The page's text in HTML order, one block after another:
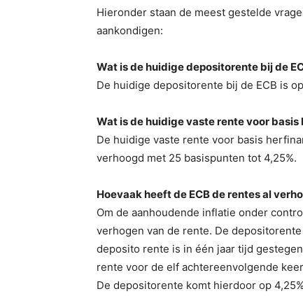
Hieronder staan de meest gestelde
aankondigen:
Wat is de huidige depositorente bij de
De huidige depositorente bij de ECB is
Wat is de huidige vaste rente voor
De huidige vaste rente voor basis
verhoogd met 25 basispunten tot 4,25%.
Hoevaak heeft de ECB de rentes al
Om de aanhoudende inflatie onder
verhogen van de rente. De
deposito rente is in één jaar tijd
rente voor de elf achtereenvolgende
De depositorente komt hierdoor op